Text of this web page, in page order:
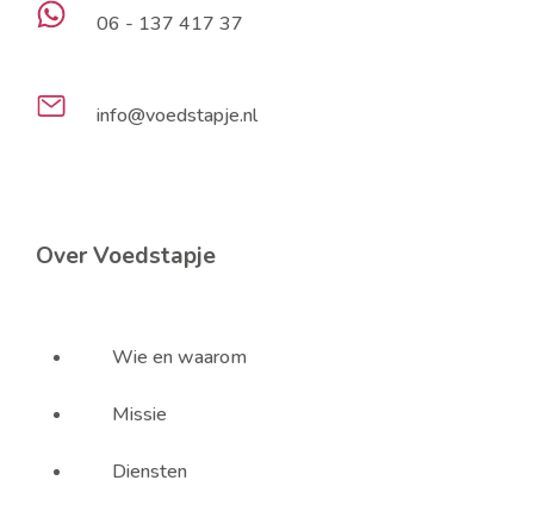
06 - 137 417 37
info@voedstapje.nl
Over Voedstapje
Wie en waarom
Missie
Diensten